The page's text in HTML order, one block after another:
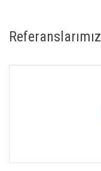
Referanslarımız